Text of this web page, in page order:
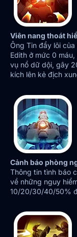
Viên nang thoát
Ông Tin đẩy lõi
Edith ở mức 0
vụ nổ dữ dội, gây
kích lên kẻ địch
Cảnh báo phòng
Thông tin tình báo
về những nguy
10/20/30/40/50%